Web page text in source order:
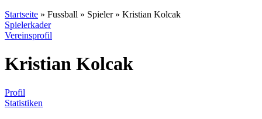
Startseite » Fussball » Spieler » Kristian Kolcak
Spielerkader
Vereinsprofil
Kristian Kolcak
Profil
Statistiken